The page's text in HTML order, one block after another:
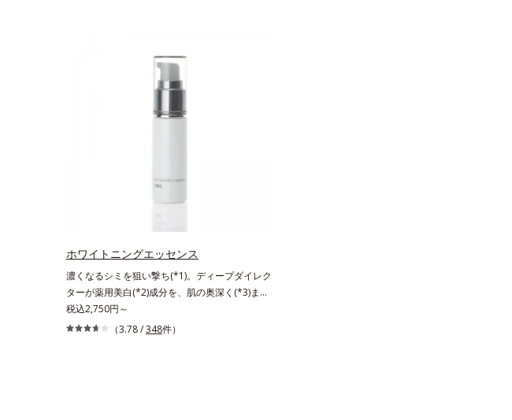
層のすみずみまで水分・油分を保ち、ハリ・ツヤ
作りのサポートをします。オルビスアンバー ヴ
ァイタルトリートメントクリーム「オルビスアン
バー ヴァイタルトリートメントクリーム」は、1
容液、乳液・保湿液、ネッククリーム(*3)、パッ
徹底サポート。肌なじみのよいクリーム構造で角
層まで保湿成分が浸透し、うるおいをギュッと閉
ケア。うるおいのベールで守られた、ハリ感のあ
るなめらかな肌を叶えます。*1 メラニンの生
成を抑え、シミ・ソバカスを防ぐ*2 肌にハリ
を与え若々しい印象*3 首のうるおいケアとし
て*4 ナイアシンアミド
ホワイトニングエッセンス
濃くなるシミを狙い撃ち(*1)。ディープダイレク
ターが薬用美白(*2)成分を、肌の奥深く(*3)まで
効かせる美容液。しつこいシミの原因“詰まりメ
ラニン(*1)”の生成を抑え、透明感あふれる輝く
税込2,750円～
（3.78 /348件）